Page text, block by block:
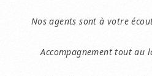
Nos agents sont à votre
Accompagnement tout au